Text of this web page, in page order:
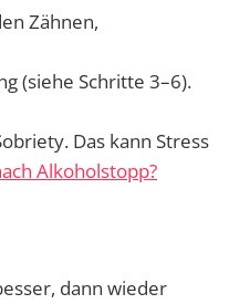
Zähnen,
(siehe Schritte 3–6).
Das kann Stress
Alkoholstopp?
dann wieder